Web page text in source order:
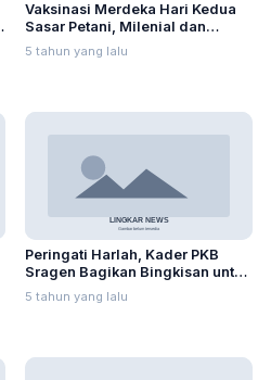
Vaksinasi Merdeka Hari Kedua
Sasar Petani, Milenial dan
Pegawai SPBU
5 tahun yang lalu
Peringati Harlah, Kader PKB
Sragen Bagikan Bingkisan untuk
Keluarga Isoman
5 tahun yang lalu